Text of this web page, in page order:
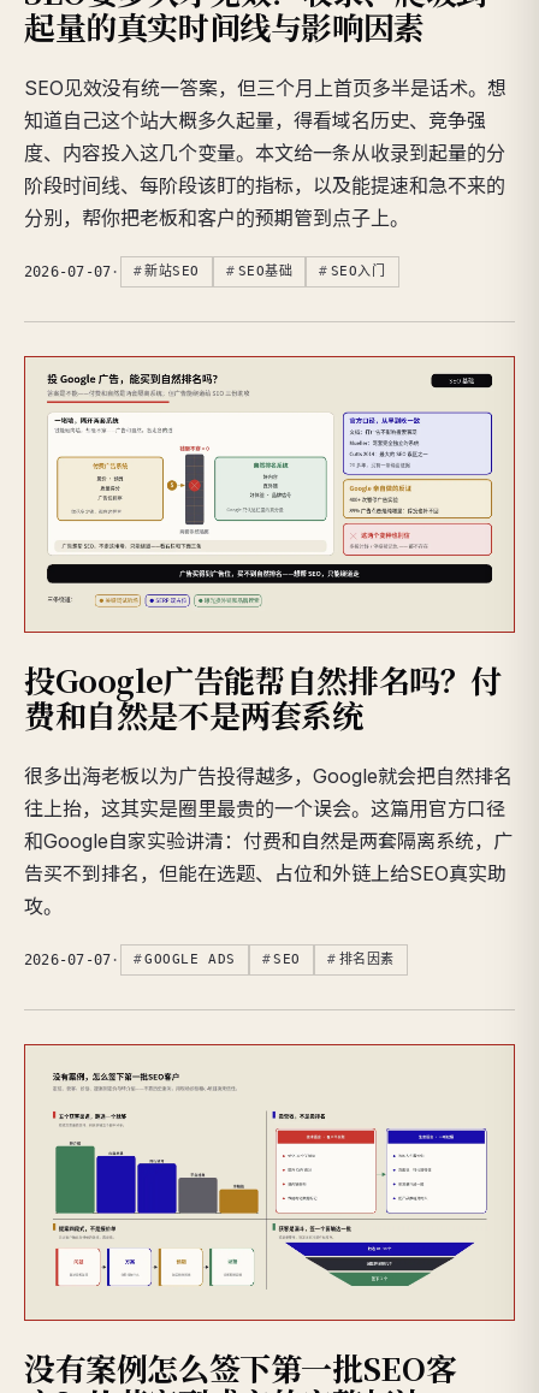
起量的真实时间线与影响因素
SEO见效没有统一答案，但三个月上首页多半是话术。想
知道自己这个站大概多久起量，得看域名历史、竞争强
度、内容投入这几个变量。本文给一条从收录到起量的分
阶段时间线、每阶段该盯的指标，以及能提速和急不来的
分别，帮你把老板和客户的预期管到点子上。
2026-07-07 · 新站SEO SEO基础 SEO入门
投Google广告能帮自然排名吗？付
费和自然是不是两套系统
很多出海老板以为广告投得越多，Google就会把自然排名
往上抬，这其实是圈里最贵的一个误会。这篇用官方口径
和Google自家实验讲清：付费和自然是两套隔离系统，广
告买不到排名，但能在选题、占位和外链上给SEO真实助
攻。
2026-07-07 · GOOGLE ADS SEO 排名因素
没有案例怎么签下第一批SEO客